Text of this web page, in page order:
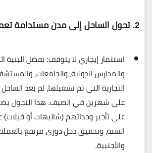
2. تحول الساحل إلى مدن مستدامة تعمل طوال العام
استثمار إيجاري لا يتوقف: بفضل البنية
والمدارس الدولية، والجامعات،
التجارية التي تم تشغيلها، لم يعد
على شهرين في الصيف. هذا التحول
علىتأجير وحداتهم (شاليهات أو
السنة، وتحقيق دخل دوري مرتفع
والأجنبية.